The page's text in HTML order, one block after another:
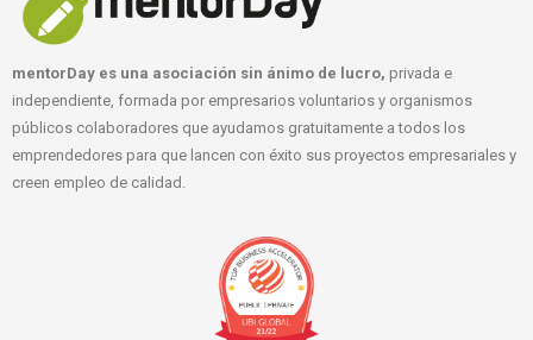
mentorDay es una asociación sin ánimo de lucro, privada e
independiente, formada por empresarios voluntarios y organismos
públicos colaboradores que ayudamos gratuitamente a todos los
emprendedores para que lancen con éxito sus proyectos empresariales y
creen empleo de calidad.